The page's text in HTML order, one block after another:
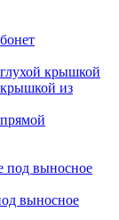
крышкой
из
под выносное
выносное